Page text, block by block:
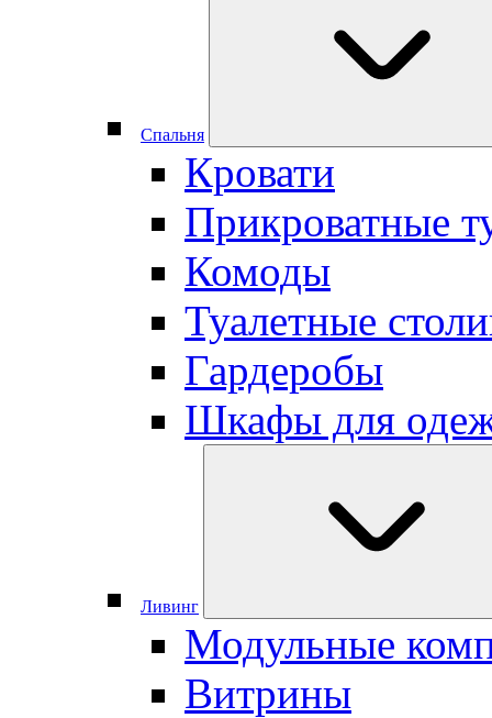
Cпальня
Кровати
Прикроватные
Комоды
Туалетные
Гардеробы
Шкафы для
Ливинг
Модульные
Витрины